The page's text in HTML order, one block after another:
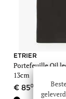
ETRIER
Portefeuille Oil
13cm
8500